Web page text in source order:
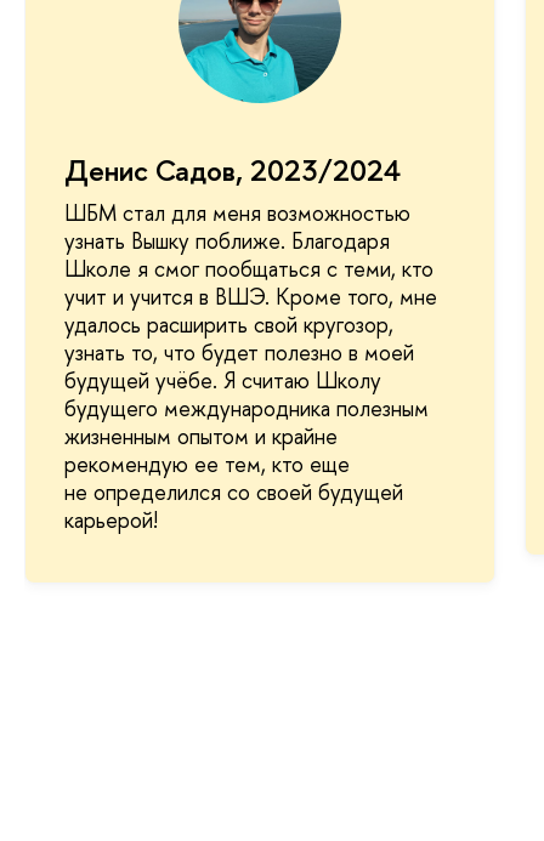
Денис Садов, 2023/2024
ШБМ стал для меня возможностью
узнать Вышку поближе. Благодаря
Школе я смог пообщаться с теми, кто
учит и учится в ВШЭ. Кроме того, мне
удалось расширить свой кругозор,
узнать то, что будет полезно в моей
будущей учёбе. Я считаю Школу
будущего международника полезным
жизненным опытом и крайне
рекомендую ее тем, кто еще
не определился со своей будущей
карьерой!